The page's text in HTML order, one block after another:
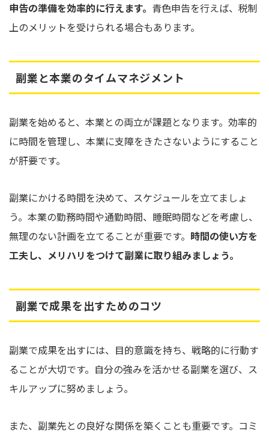
申告の準備を効率的に行えます。 青色申告を行えば、税制
上のメリットを受けられる場合もあります。
副業と本業のタイムマネジメント
副業を始めると、本業との両立が課題となります。効率的
に時間を管理し、本業に支障をきたさないようにすること
が肝要です。
副業にかける時間を決めて、スケジュールを立てましょ
う。本業の勤務時間や通勤時間、睡眠時間などを考慮し、
無理のない計画を立てることが重要です。 時間の使い方を
工夫し、メリハリをつけて副業に取り組みましょう。
副業で成果を出すためのコツ
副業で成果を出すには、目的意識を持ち、戦略的に行動す
ることが大切です。自分の強みを活かせる副業を選び、ス
キルアップに努めましょう。
また、副業先との良好な関係を築くことも重要です。コミ